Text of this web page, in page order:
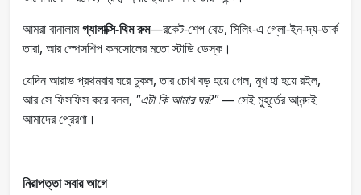
আমরা বানালামগ্যালাক্সি-থিম রুম—রকেট-শেপ বেড, সিলিং-এ গ্লো-ইন-দ্য-ডার্ক
তারা, আর স্পেসশিপ কনসোলের মতো স্টাডি ডেস্ক।
যেদিন আরাভ প্রথমবার ঘরে ঢুকল, তার চোখ বড় হয়ে গেল, মুখ হা হয়ে রইল,
আর সে ফিসফিস করে বলল, "এটা কি আমার ঘর?"— সেই মুহূর্তের আনন্দই
আমাদের প্রেরণা।
নিরাপত্তা সবার আগে